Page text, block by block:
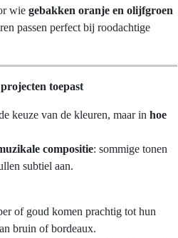
wie gebakken oranje en olijfgroen
passen perfect bij roodachtige
toepast
keuze van de kleuren, maar in hoe
compositie: sommige tonen
subtiel aan.
of goud komen prachtig tot hun
bruin of bordeaux.